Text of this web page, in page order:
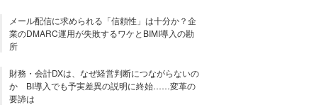
メール配信に求められる「信頼性」は十分か？企
業のDMARC運用が失敗するワケとBIMI導入の勘
所
財務・会計DXは、なぜ経営判断につながらないの
か BI導入でも予実差異の説明に終始……変革の
要諦は